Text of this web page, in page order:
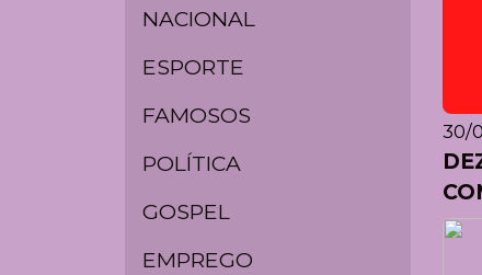
NACIONAL
ESPORTE
FAMOSOS
POLÍTICA
GOSPEL
EMPREGO
30/